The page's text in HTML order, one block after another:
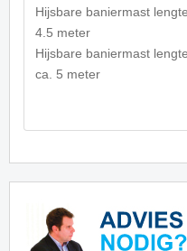
Hijsbare baniermast
4.5 meter
Hijsbare baniermast
ca. 5 meter